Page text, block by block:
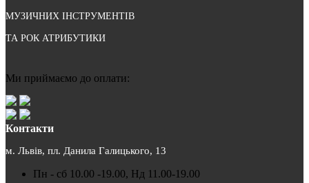
МУЗИЧНИХ ІНСТРУМЕНТІВ
ТА РОК АТРИБУТИКИ
Ми приймаємо до оплати:
Контакти
м. Львів, пл. Данила Галицького, 13
Пн - сб 10.00 -19.00, Нд 11.00-19.00